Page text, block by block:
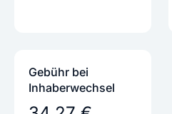
Gebühr bei
Inhaber­wechsel